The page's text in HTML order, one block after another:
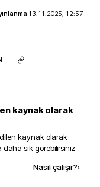
13.11.2025, 12:57
kaynak olarak
kaynak olarak
sık görebilirsiniz.
Nasıl çalışır?›